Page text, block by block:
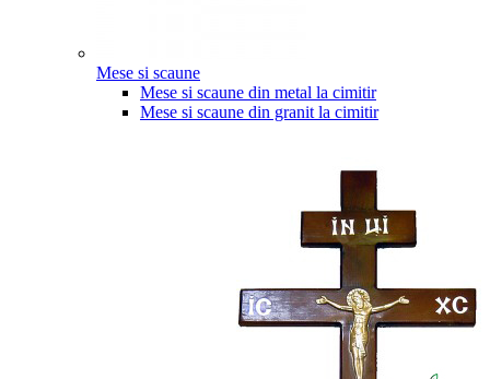
Mese si scaune
Mese si scaune din metal la cimitir
Mese si scaune din granit la cimitir